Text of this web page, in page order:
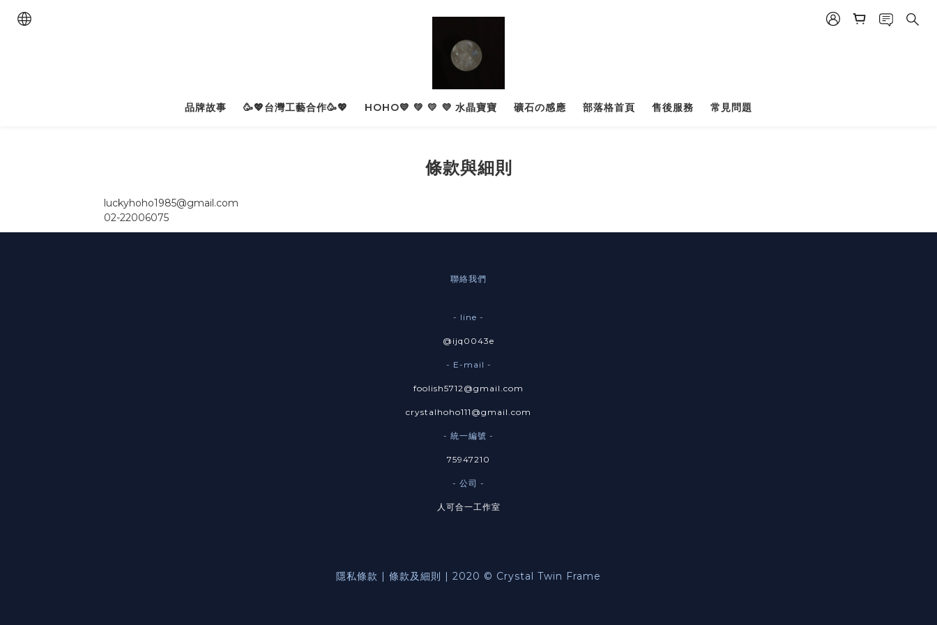
品牌故事 🥳💖台灣工藝合作🥳💖 HOHO💙 💚 💛 💜 水晶寶寶 礦石の感應 部落格首頁 售後服務 常見問題
條款與細則
luckyhoho1985@gmail.com
02-22006075
聯絡我們
- line -
@ijq0043e
- E-mail -
foolish5712@gmail.com
crystalhoho111@gmail.com
- 統一編號 -
75947210
- 公司 -
人可合一工作室
隱私條款 | 條款及細則 | 2020 © Crystal Twin Frame